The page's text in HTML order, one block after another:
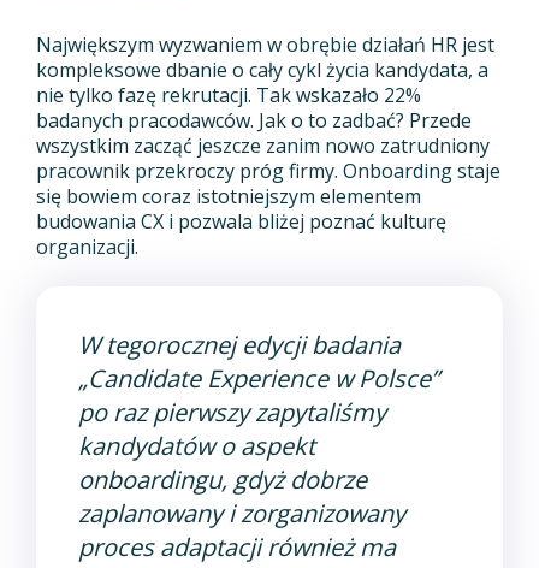
Największym wyzwaniem w obrębie działań HR jest
kompleksowe dbanie o cały cykl życia kandydata, a
nie tylko fazę rekrutacji. Tak wskazało 22%
badanych pracodawców. Jak o to zadbać? Przede
wszystkim zacząć jeszcze zanim nowo zatrudniony
pracownik przekroczy próg firmy. Onboarding staje
się bowiem coraz istotniejszym elementem
budowania CX i pozwala bliżej poznać kulturę
organizacji.
W tegorocznej edycji badania
„Candidate Experience w Polsce”
po raz pierwszy zapytaliśmy
kandydatów o aspekt
onboardingu, gdyż dobrze
zaplanowany i zorganizowany
proces adaptacji również ma